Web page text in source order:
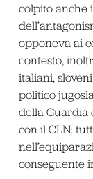
colpito anche
opponeva ai
contesto,
italiani,
politico
della Guardia
con il CLN:
conseguente